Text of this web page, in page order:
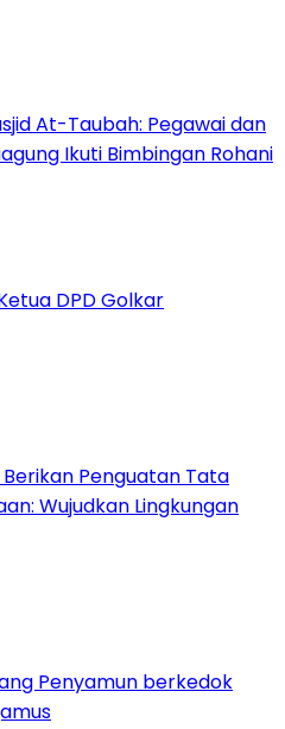
At-Taubah: Pegawai dan
Ikuti Bimbingan Rohani
DPD Golkar
Penguatan Tata
Wujudkan Lingkungan
Penyamun berkedok